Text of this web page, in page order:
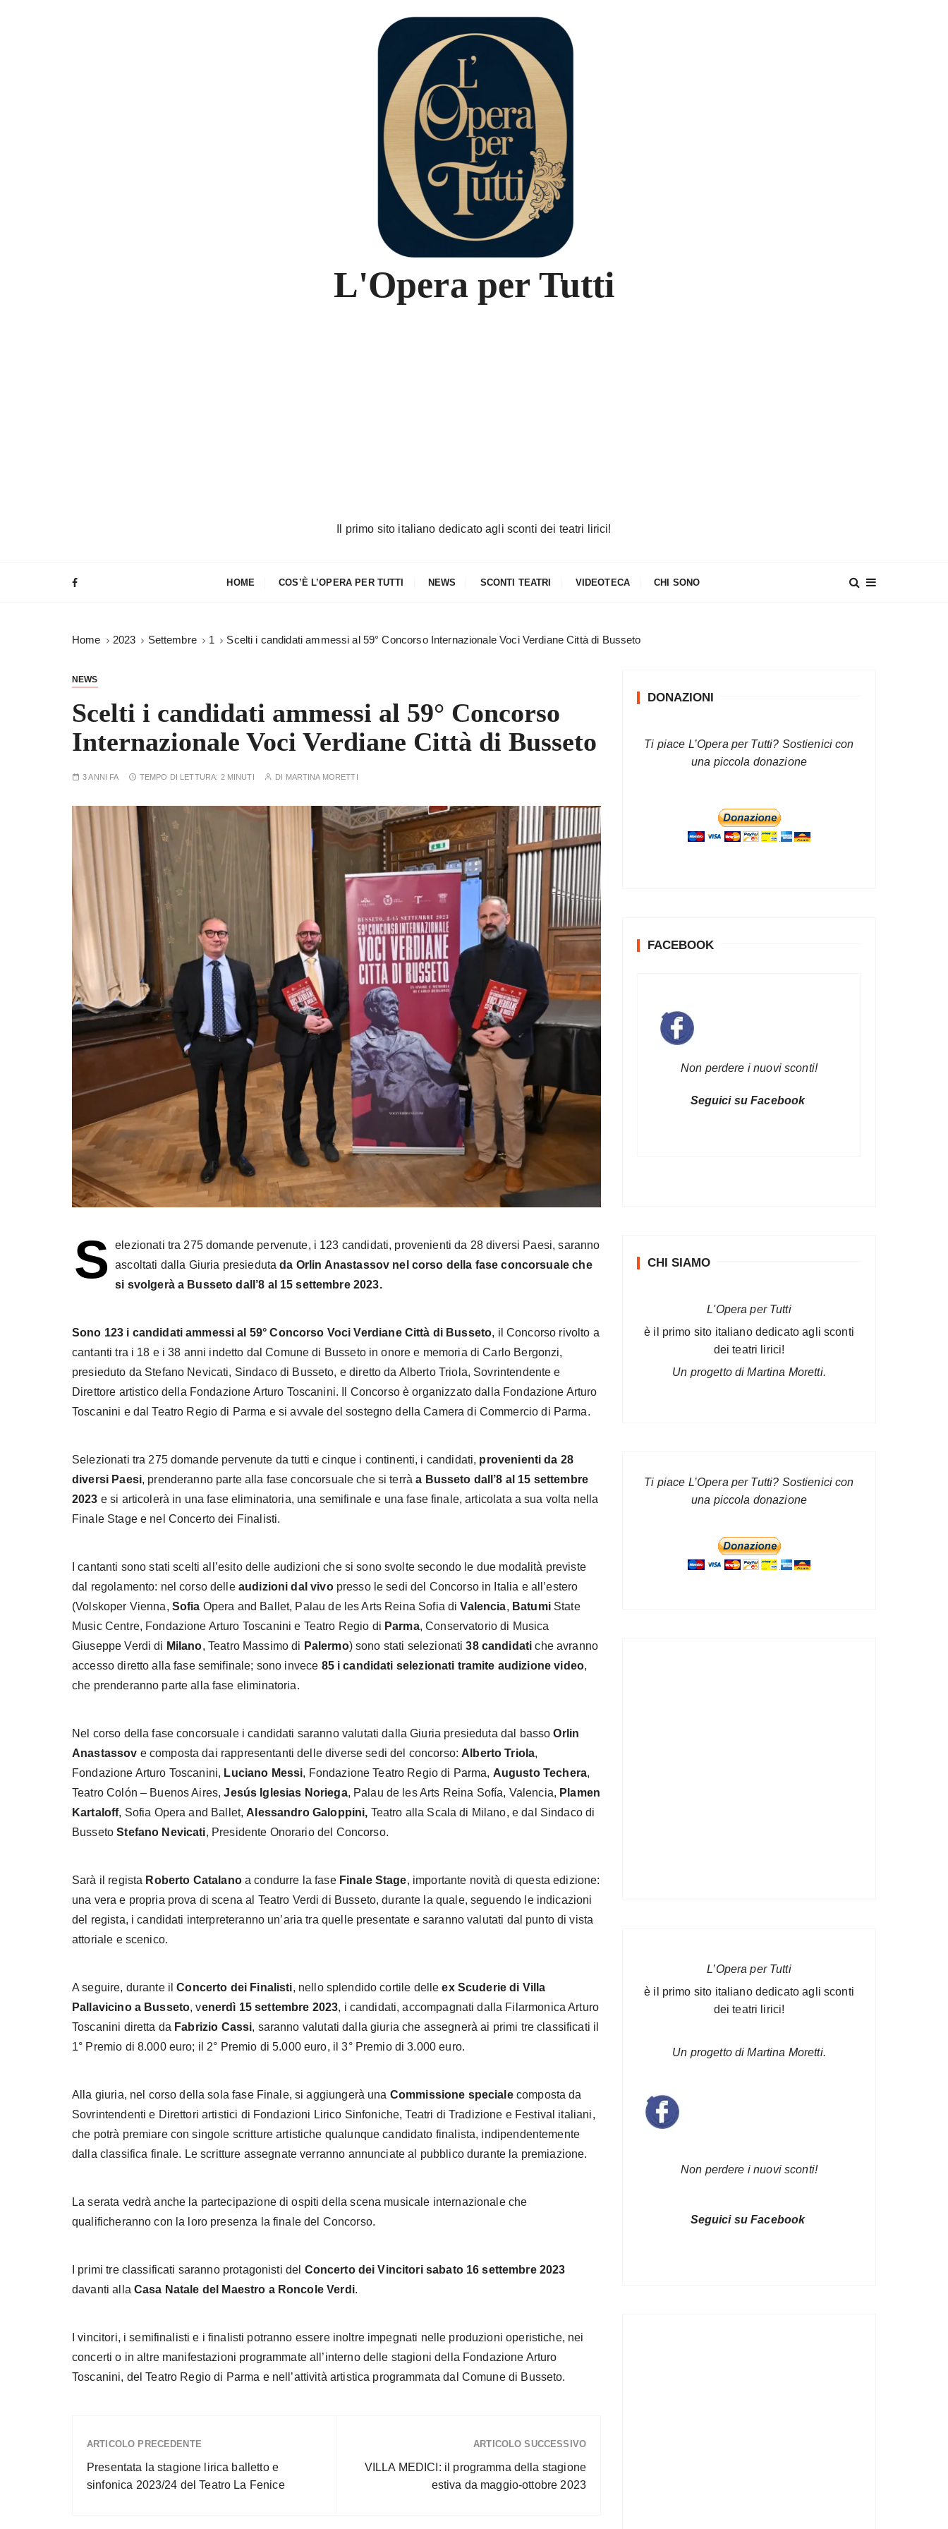
L'Opera per Tutti
Il primo sito italiano dedicato agli sconti dei teatri lirici!
HOME COS’È L’OPERA PER TUTTI NEWS SCONTI TEATRI VIDEOTECA CHI SONO
Home 2023 Settembre 1 Scelti i candidati ammessi al 59° Concorso Internazionale Voci Verdiane Città di Busseto
NEWS
Scelti i candidati ammessi al 59° Concorso
Internazionale Voci Verdiane Città di Busseto
3 ANNI FA TEMPO DI LETTURA: 2 MINUTI DI MARTINA MORETTI
S
elezionati tra 275 domande pervenute, i 123 candidati, provenienti da 28 diversi Paesi, saranno
ascoltati dalla Giuria presiedutada Orlin Anastassov nel corso della fase concorsuale che
si svolgerà a Busseto dall’8 al 15 settembre 2023.
Sono 123 i candidati ammessi al 59° Concorso Voci Verdiane Città di Busseto, il Concorso rivolto a
cantanti tra i 18 e i 38 anni indetto dal Comune di Busseto in onore e memoria di Carlo Bergonzi,
presieduto da Stefano Nevicati, Sindaco di Busseto, e diretto da Alberto Triola, Sovrintendente e
Direttore artistico della Fondazione Arturo Toscanini. Il Concorso è organizzato dalla Fondazione Arturo
Toscanini e dal Teatro Regio di Parma e si avvale del sostegno della Camera di Commercio di Parma.
Selezionati tra 275 domande pervenute da tutti e cinque i continenti, i candidati, provenienti da 28
diversi Paesi, prenderanno parte alla fase concorsuale che si terràa Busseto dall’8 al 15 settembre
2023 e si articolerà in una fase eliminatoria, una semifinale e una fase finale, articolata a sua volta nella
Finale Stage e nel Concerto dei Finalisti.
I cantanti sono stati scelti all’esito delle audizioni che si sono svolte secondo le due modalità previste
dal regolamento: nel corso delle audizioni dal vivopresso le sedi del Concorso in Italia e all’estero
(Volskoper Vienna, Sofia Opera and Ballet, Palau de les Arts Reina Sofia diValencia, BatumiState
Music Centre, Fondazione Arturo Toscanini e Teatro Regio di Parma, Conservatorio di Musica
Giuseppe Verdi di Milano, Teatro Massimo di Palermo) sono stati selezionati38 candidati che avranno
accesso diretto alla fase semifinale; sono invece 85 i candidati selezionati tramite audizione video,
che prenderanno parte alla fase eliminatoria.
Nel corso della fase concorsuale i candidati saranno valutati dalla Giuria presieduta dal bassoOrlin
Anastassov e composta dai rappresentanti delle diverse sedi del concorso: Alberto Triola,
Fondazione Arturo Toscanini, Luciano Messi, Fondazione Teatro Regio di Parma, Augusto Techera,
Teatro Colón – Buenos Aires,Jesús Iglesias Noriega, Palau de les Arts Reina Sofía, Valencia, Plamen
Kartaloff, Sofia Opera and Ballet, Alessandro Galoppini, Teatro alla Scala di Milano, e dal Sindaco di
BussetoStefano Nevicati, Presidente Onorario del Concorso.
Sarà il regista Roberto Catalanoa condurre la fase Finale Stage, importante novità di questa edizione:
una vera e propria prova di scena al Teatro Verdi di Busseto, durante la quale, seguendo le indicazioni
del regista, i candidati interpreteranno un’aria tra quelle presentate e saranno valutati dal punto di vista
attoriale e scenico.
A seguire, durante ilConcerto dei Finalisti, nello splendido cortile delleex Scuderie di Villa
Pallavicino a Busseto, venerdì 15 settembre 2023, i candidati, accompagnati dalla Filarmonica Arturo
Toscanini diretta da Fabrizio Cassi, saranno valutati dalla giuria che assegnerà ai primi tre classificati il
1° Premio di 8.000 euro; il 2° Premio di 5.000 euro, il 3° Premio di 3.000 euro.
Alla giuria, nel corso della sola fase Finale, si aggiungerà una Commissione specialecomposta da
Sovrintendenti e Direttori artistici di Fondazioni Lirico Sinfoniche, Teatri di Tradizione e Festival italiani,
che potrà premiare con singole scritture artistiche qualunque candidato finalista, indipendentemente
dalla classifica finale. Le scritture assegnate verranno annunciate al pubblico durante la premiazione.
La serata vedrà anche la partecipazione di ospiti della scena musicale internazionale che
qualificheranno con la loro presenza la finale del Concorso.
I primi tre classificati saranno protagonisti del Concerto dei Vincitori sabato 16 settembre 2023
davanti alla Casa Natale del Maestro a Roncole Verdi.
I vincitori, i semifinalisti e i finalisti potranno essere inoltre impegnati nelle produzioni operistiche, nei
concerti o in altre manifestazioni programmate all’interno delle stagioni della Fondazione Arturo
Toscanini, del Teatro Regio di Parma e nell’attività artistica programmata dal Comune di Busseto.
ARTICOLO PRECEDENTE
Presentata la stagione lirica balletto e
sinfonica 2023/24 del Teatro La Fenice
ARTICOLO SUCCESSIVO
VILLA MEDICI: il programma della stagione
estiva da maggio-ottobre 2023
DONAZIONI
Ti piace L’Opera per Tutti? Sostienici con
una piccola donazione
FACEBOOK
Non perdere i nuovi sconti!
Seguici su Facebook
CHI SIAMO
L'Opera per Tutti
è il primo sito italiano dedicato agli sconti
dei teatri lirici!
Un progetto di Martina Moretti.
Ti piace L’Opera per Tutti? Sostienici con
una piccola donazione
L’Opera per Tutti
è il primo sito italiano dedicato agli sconti
dei teatri lirici!
Un progetto di Martina Moretti.
Non perdere i nuovi sconti!
Seguici su Facebook